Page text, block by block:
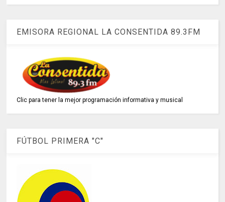
EMISORA REGIONAL LA CONSENTIDA 89.3FM
Clic para tener la mejor programación informativa y musical
FÚTBOL PRIMERA "C"